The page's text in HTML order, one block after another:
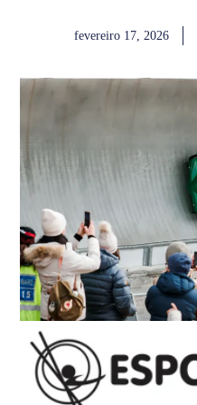
fevereiro 17, 2026